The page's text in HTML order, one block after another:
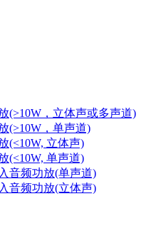
(>10W，立体声或多声道)
(>10W，单声道)
(<10W, 立体声)
(<10W, 单声道)
音频功放(单声道)
音频功放(立体声)